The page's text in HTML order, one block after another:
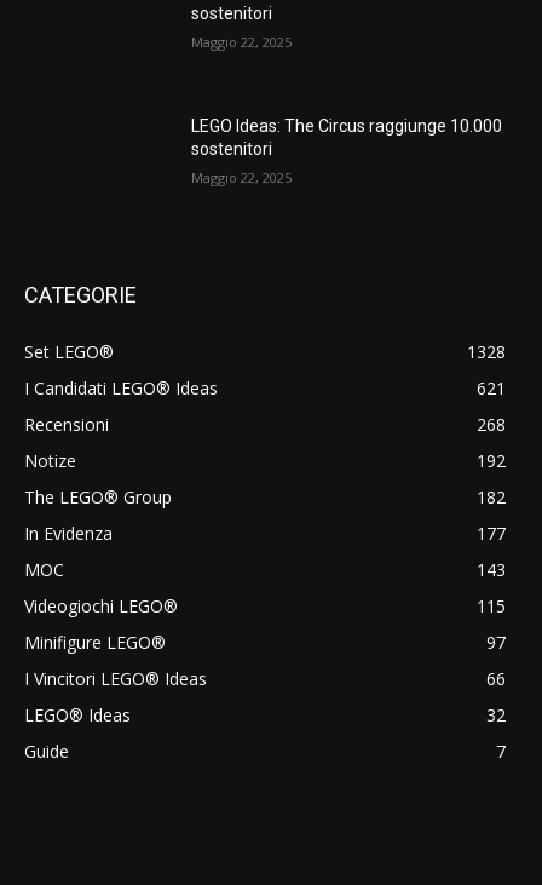
sostenitori
Maggio 22, 2025
LEGO Ideas: The Circus raggiunge 10.000
sostenitori
Maggio 22, 2025
CATEGORIE
Set LEGO®
1328
I Candidati LEGO® Ideas
621
Recensioni
268
Notize
192
The LEGO® Group
182
In Evidenza
177
MOC
143
Videogiochi LEGO®
115
Minifigure LEGO®
97
I Vincitori LEGO® Ideas
66
LEGO® Ideas
32
Guide
7